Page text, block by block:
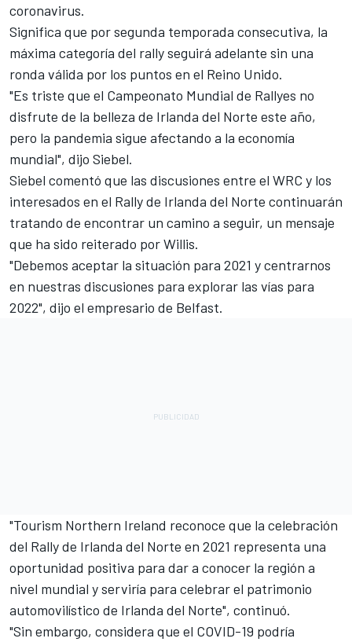
coronavirus.
Significa que por segunda temporada consecutiva, la
máxima categoría del rally seguirá adelante sin una
ronda válida por los puntos en el Reino Unido.
"Es triste que el Campeonato Mundial de Rallyes no
disfrute de la belleza de Irlanda del Norte este año,
pero la pandemia sigue afectando a la economía
mundial", dijo Siebel.
Siebel comentó que las discusiones entre el WRC y los
interesados en el Rally de Irlanda del Norte continuarán
tratando de encontrar un camino a seguir, un mensaje
que ha sido reiterado por Willis.
"Debemos aceptar la situación para 2021 y centrarnos
en nuestras discusiones para explorar las vías para
2022", dijo el empresario de Belfast.
"Tourism Northern Ireland reconoce que la celebración
del Rally de Irlanda del Norte en 2021 representa una
oportunidad positiva para dar a conocer la región a
nivel mundial y serviría para celebrar el patrimonio
automovilístico de Irlanda del Norte", continuó.
"Sin embargo, considera que el COVID-19 podría